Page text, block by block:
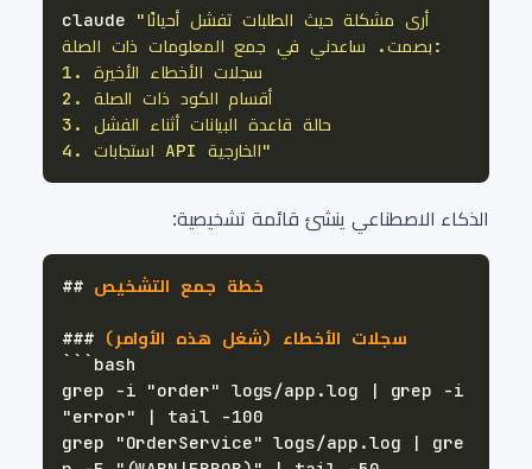
claude
"أرى مشكلة حيث الطلبات تفشل أحيانًا
4. استجابات API الخارجية"
الذكاء الاصطناعي ينشئ قائمة تشخيصية:
## خطة جمع التشخيص
### سجلات الأخطاء (شغل هذه الأوامر)
grep -i "order" logs/app.log | grep -i
grep "OrderService" logs/app.log | gre